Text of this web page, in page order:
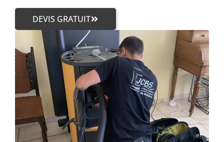
DEVIS GRATUIT